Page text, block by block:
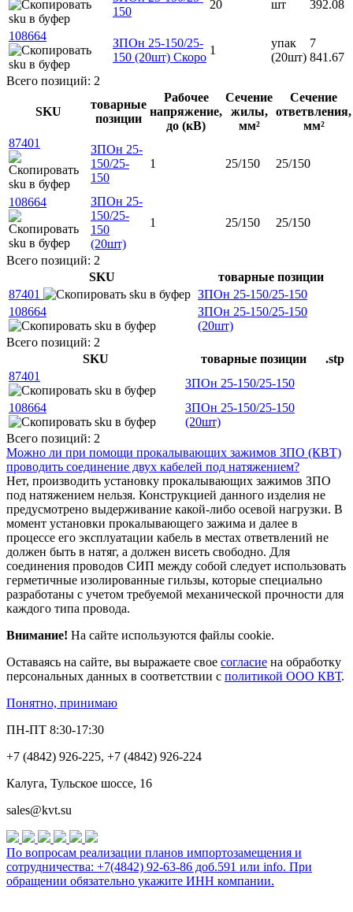
150
20 шт 392.08
108664
ЗПОн 25-150/25-
150 (20шт) Скоро
1
упак
(20шт)
7
841.67
Всего позиций: 2
SKU
товарные
позиции
Рабочее
напряжение,
до (кВ)
Сечение
жилы,
мм²
Сечение
ответвления,
мм²
87401
ЗПОн 25-
150/25-
150
1 25/150 25/150
108664
ЗПОн 25-
150/25-
150
(20шт)
1 25/150 25/150
Всего позиций: 2
SKU
товарные позиции
87401
ЗПОн 25-150/25-150
108664
ЗПОн 25-150/25-150
(20шт)
Всего позиций: 2
SKU
товарные позиции
.stp
87401
ЗПОн 25-150/25-150
108664
ЗПОн 25-150/25-150
(20шт)
Всего позиций: 2
Можно ли при помощи прокалывающих зажимов ЗПО (КВТ)
проводить соединение двух кабелей под натяжением?
Нет, производить установку прокалывающих зажимов ЗПО
под натяжением нельзя. Конструкцией данного изделия не
предусмотрено выдерживание какой-либо осевой нагрузки. В
момент установки прокалывающего зажима и далее в
процессе его эксплуатации кабель в местах ответвлений не
должен быть в натяг, а должен висеть свободно. Для
соединения проводов СИП между собой следует использовать
герметичные изолированные гильзы, которые специально
разработаны с учетом требуемой механической прочности для
каждого типа провода.
Внимание! На сайте используются файлы cookie.
Оставаясь на сайте, вы выражаете свое согласие на обработку
персональных данных в соответствии с политикой ООО КВТ.
Понятно, принимаю
ПН-ПТ 8:30-17:30
+7 (4842) 926-225, +7 (4842) 926-224
Калуга, Тульское шоссе, 16
sales@kvt.su
По вопросам реализации планов импортозамещения и
сотрудничества: +7(4842) 92-63-86 доб.591 или info. При
обращении обязательно укажите ИНН компании.